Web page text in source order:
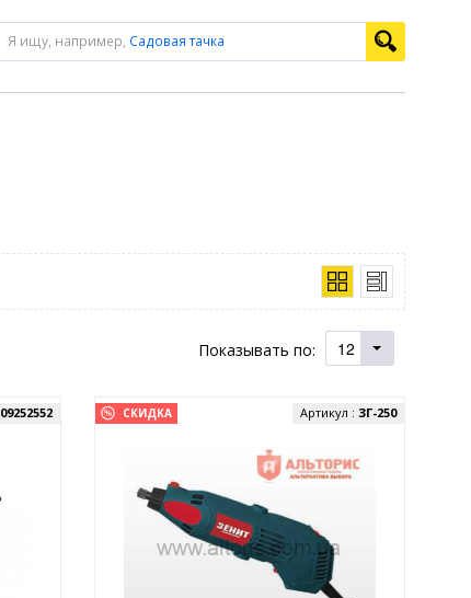
Я ищу, например, Садовая тачка
Показывать по: 12
09252552 СКИДКА Артикул : ЗГ-250